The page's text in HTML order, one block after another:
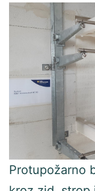
Protupožarno